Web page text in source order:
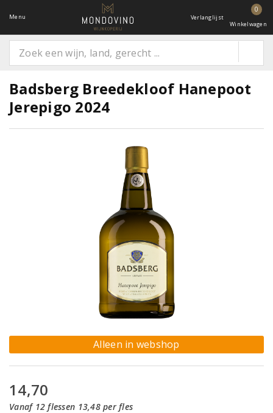
Menu Verlanglijst
0
Winkelwagen
Badsberg Breedekloof Hanepoot
Jerepigo 2024
Alleen in webshop
14,70
Vanaf 12 flessen 13,48 per fles